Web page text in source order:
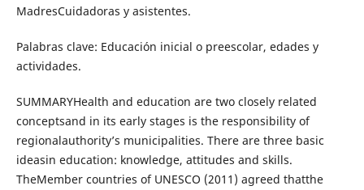
MadresCuidadoras y asistentes.
Palabras clave: Educación inicial o preescolar, edades y
actividades.
SUMMARYHealth and education are two closely related
conceptsand in its early stages is the responsibility of
regionalauthority’s municipalities. There are three basic
ideasin education: knowledge, attitudes and skills.
TheMember countries of UNESCO (2011) agreed thatthe